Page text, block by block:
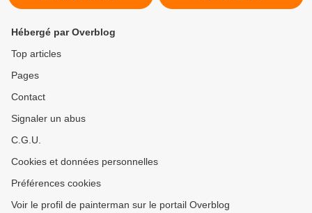
Hébergé par Overblog
Top articles
Pages
Contact
Signaler un abus
C.G.U.
Cookies et données personnelles
Préférences cookies
Voir le profil de painterman sur le portail Overblog